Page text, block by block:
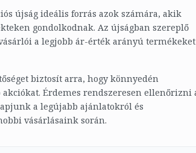
újság ideális forrás azok számára, akik
gondolkodnak. Az újságban szereplő
a legjobb ár-érték arányú termékeket
biztosít arra, hogy könnyedén
Érdemes rendszeresen ellenőrizni
a legújabb ajánlatokról és
vásárlásaink során.